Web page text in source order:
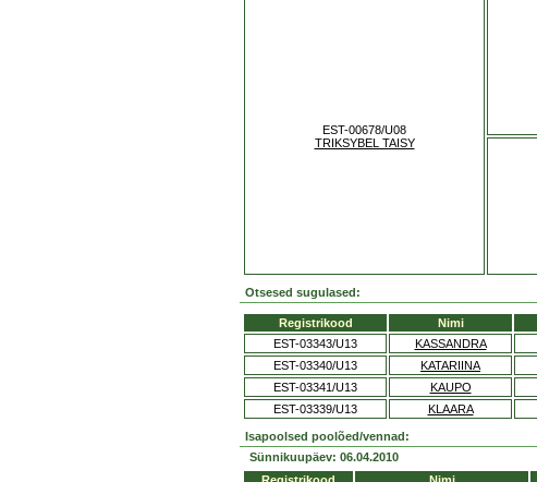
EST-00678/U08
TRIKSYBEL TAISY
Otsesed sugulased:
Registrikood Nimi
EST-03343/U13
KASSANDRA
EST-03340/U13
KATARIINA
EST-03341/U13
KAUPO
EST-03339/U13
KLAARA
Isapoolsed poolõed/vennad:
Sünnikuupäev: 06.04.2010